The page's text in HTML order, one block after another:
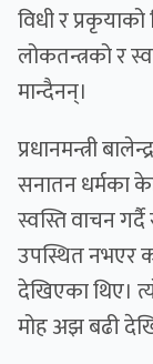
विधी र
लोकतन्त्रको र
मान्दैनन्।
प्रधानमन्त्री
सनातन धर्मका
स्वस्ति वाचन
उपस्थित नभएर
देखिएका थिए।
मोह अझ बढी